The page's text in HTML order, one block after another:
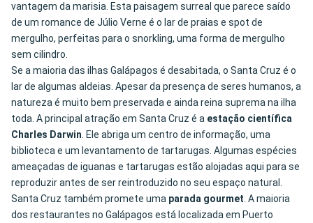
vantagem da marisia. Esta paisagem surreal que parece saído
de um romance de Júlio Verne é o lar de praias e spot de
mergulho, perfeitas para o snorkling, uma forma de mergulho
sem cilindro.
Se a maioria das ilhas Galápagos é desabitada, o Santa Cruz é o
lar de algumas aldeias. Apesar da presença de seres humanos, a
natureza é muito bem preservada e ainda reina suprema na ilha
toda. A principal atração em Santa Cruz é a estação científica
Charles Darwin. Ele abriga um centro de informação, uma
biblioteca e um levantamento de tartarugas. Algumas espécies
ameaçadas de iguanas e tartarugas estão alojadas aqui para se
reproduzir antes de ser reintroduzido no seu espaço natural.
Santa Cruz também promete uma parada gourmet. A maioria
dos restaurantes no Galápagos está localizada em Puerto